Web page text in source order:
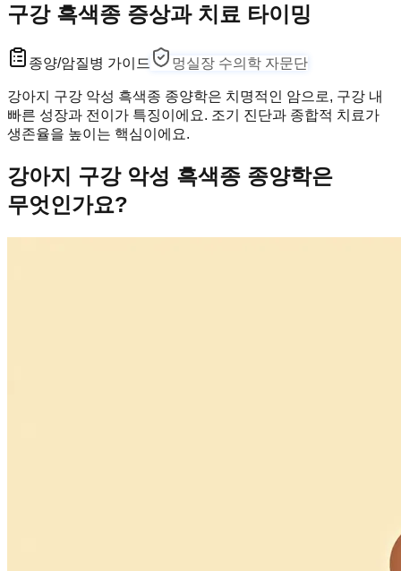
구강 흑색종 증상과 치료 타이밍
종양/암질병 가이드 멍실장 수의학 자문단
강아지 구강 악성 흑색종 종양학은 치명적인 암으로, 구강 내
빠른 성장과 전이가 특징이에요. 조기 진단과 종합적 치료가
생존율을 높이는 핵심이에요.
강아지 구강 악성 흑색종 종양학은
무엇인가요?